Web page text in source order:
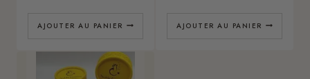
AJOUTER AU PANIER AJOUTER AU PANIER